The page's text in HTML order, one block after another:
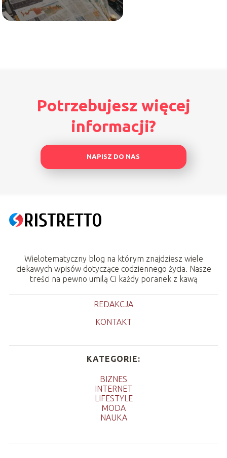
Potrzebujesz więcej
informacji?
NAPISZ DO NAS
Wielotematyczny blog na którym znajdziesz wiele
ciekawych wpisów dotyczące codziennego życia. Nasze
treści na pewno umilą Ci każdy poranek z kawą
REDAKCJA
KONTAKT
KATEGORIE:
BIZNES
INTERNET
LIFESTYLE
MODA
NAUKA